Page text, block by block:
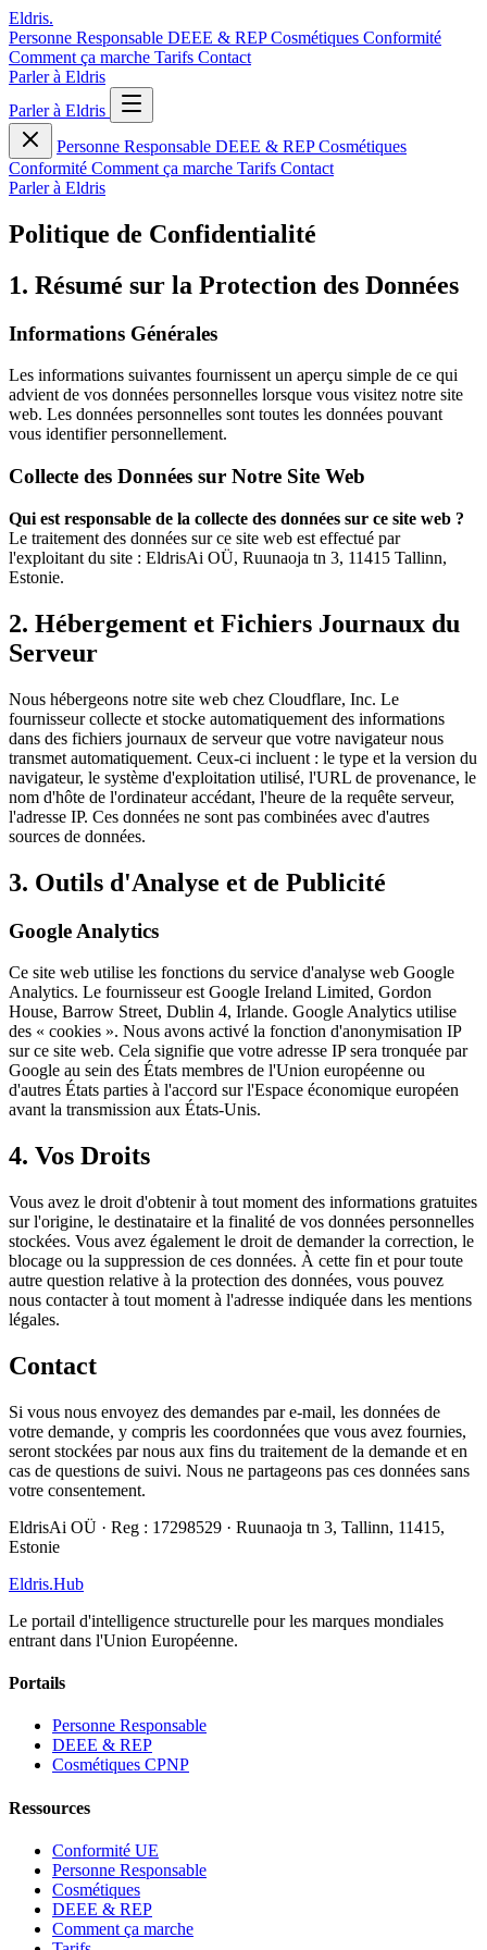
Eldris.
Personne Responsable DEEE & REPCosmétiques Conformité
Comment ça marche Tarifs Contact
Parler à Eldris
Parler à Eldris
Personne Responsable DEEE & REPCosmétiques
Conformité Comment ça marche Tarifs Contact
Parler à Eldris
Politique de Confidentialité
1. Résumé sur la Protection des Données
Informations Générales
Les informations suivantes fournissent un aperçu simple de ce qui
advient de vos données personnelles lorsque vous visitez notre site
web. Les données personnelles sont toutes les données pouvant
vous identifier personnellement.
Collecte des Données sur Notre Site Web
Qui est responsable de la collecte des données sur ce site web ?
Le traitement des données sur ce site web est effectué par
l'exploitant du site : EldrisAi OÜ, Ruunaoja tn 3, 11415 Tallinn,
Estonie.
2. Hébergement et Fichiers Journaux du
Serveur
Nous hébergeons notre site web chez Cloudflare, Inc. Le
fournisseur collecte et stocke automatiquement des informations
dans des fichiers journaux de serveur que votre navigateur nous
transmet automatiquement. Ceux-ci incluent : le type et la version du
navigateur, le système d'exploitation utilisé, l'URL de provenance, le
nom d'hôte de l'ordinateur accédant, l'heure de la requête serveur,
l'adresse IP. Ces données ne sont pas combinées avec d'autres
sources de données.
3. Outils d'Analyse et de Publicité
Google Analytics
Ce site web utilise les fonctions du service d'analyse web Google
Analytics. Le fournisseur est Google Ireland Limited, Gordon
House, Barrow Street, Dublin 4, Irlande. Google Analytics utilise
des « cookies ». Nous avons activé la fonction d'anonymisation IP
sur ce site web. Cela signifie que votre adresse IP sera tronquée par
Google au sein des États membres de l'Union européenne ou
d'autres États parties à l'accord sur l'Espace économique européen
avant la transmission aux États-Unis.
4. Vos Droits
Vous avez le droit d'obtenir à tout moment des informations gratuites
sur l'origine, le destinataire et la finalité de vos données personnelles
stockées. Vous avez également le droit de demander la correction, le
blocage ou la suppression de ces données. À cette fin et pour toute
autre question relative à la protection des données, vous pouvez
nous contacter à tout moment à l'adresse indiquée dans les mentions
légales.
Contact
Si vous nous envoyez des demandes par e-mail, les données de
votre demande, y compris les coordonnées que vous avez fournies,
seront stockées par nous aux fins du traitement de la demande et en
cas de questions de suivi. Nous ne partageons pas ces données sans
votre consentement.
EldrisAi OÜ · Reg : 17298529 · Ruunaoja tn 3, Tallinn, 11415,
Estonie
Eldris.Hub
Le portail d'intelligence structurelle pour les marques mondiales
entrant dans l'Union Européenne.
Portails
Personne Responsable
DEEE & REP
Cosmétiques CPNP
Ressources
Conformité UE
Personne Responsable
Cosmétiques
DEEE & REP
Comment ça marche